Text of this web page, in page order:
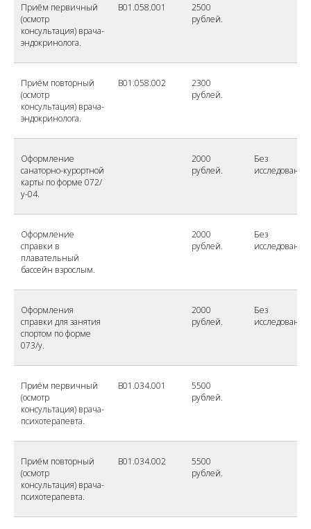
Приём первичный
(осмотр
консультация) врача-
эндокринолога.
B01.058.001
2500
рублей.
Приём повторный
(осмотр
консультация) врача-
эндокринолога.
B01.058.002
2300
рублей.
Оформление
санаторно-курортной
карты по форме 072/
у-04.
2000
рублей.
Без
исследований
Оформление
справки в
плавательный
бассейн взрослым.
2000
рублей.
Без
исследований
Оформления
справки для занятия
спортом по форме
073/у.
2000
рублей.
Без
исследований
Приём первичный
(осмотр
консультация) врача-
психотерапевта.
B01.034.001
5500
рублей.
Приём повторный
(осмотр
консультация) врача-
психотерапевта.
B01.034.002
5500
рублей.